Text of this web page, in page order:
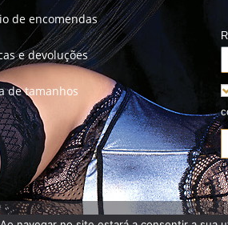
de encomendas
e devoluções
de tamanhos